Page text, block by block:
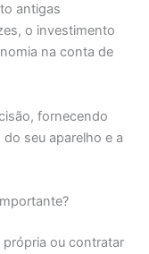
antigas
o investimento
na conta de
fornecendo
seu aparelho e a
ou contratar